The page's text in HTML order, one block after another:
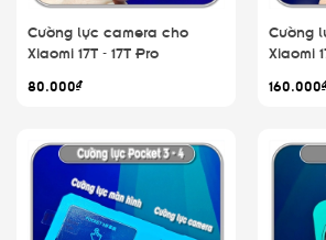
Cường lực camera cho
Xiaomi 17T - 17T Pro
80.000₫
Cường
Xiaomi